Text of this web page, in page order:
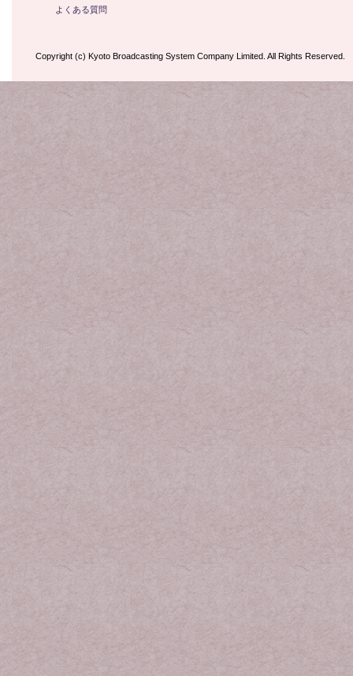
よくある質問
Copyright (c) Kyoto Broadcasting System Company Limited. All Rights Reserved.